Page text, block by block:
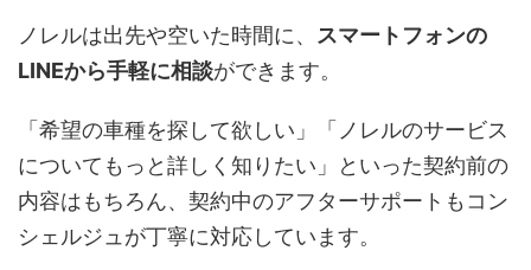
ノレルは出先や空いた時間に、 スマートフォンの
LINEから手軽に相談ができます。
「希望の車種を探して欲しい」「ノレルのサービス
についてもっと詳しく知りたい」といった契約前の
内容はもちろん、契約中のアフターサポートもコン
シェルジュが丁寧に対応しています。